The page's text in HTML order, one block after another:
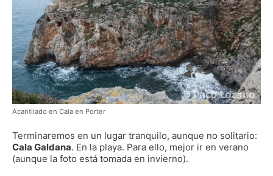
Acantilado en Cala en Porter
Terminaremos en un lugar tranquilo, aunque no solitario:
Cala Galdana. En la playa. Para ello, mejor ir en verano
(aunque la foto está tomada en invierno).